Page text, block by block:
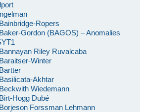
Ropers
Gordon (BAGOS) – Anomalies
Riley Ruvalcaba
Winter
Akhtar
Wiedemann
Hogg Dubé
Forssman Lehmann